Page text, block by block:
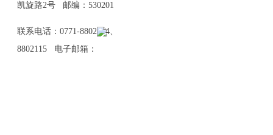
凯旋路2号 邮编：530201
联系电话：0771-8802114、
8802115 电子邮箱：